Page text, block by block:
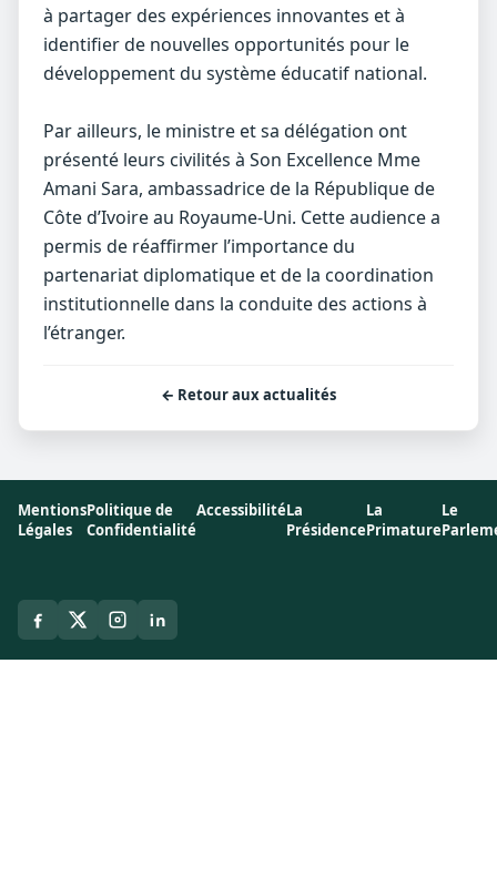
à partager des expériences innovantes et à
identifier de nouvelles opportunités pour le
développement du système éducatif national.
Par ailleurs, le ministre et sa délégation ont
présenté leurs civilités à Son Excellence Mme
Amani Sara, ambassadrice de la République de
Côte d’Ivoire au Royaume‑Uni. Cette audience a
permis de réaffirmer l’importance du
partenariat diplomatique et de la coordination
institutionnelle dans la conduite des actions à
l’étranger.
← Retour aux actualités
Mentions
Légales
Politique de
Confidentialité
AccessibilitéLa
Présidence
La
Primature
Le